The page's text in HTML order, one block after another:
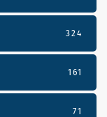
324
161
71